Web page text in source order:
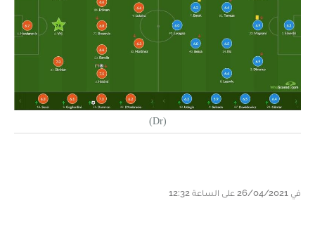
(Dr)
في 26/04/2021 على الساعة 12:32